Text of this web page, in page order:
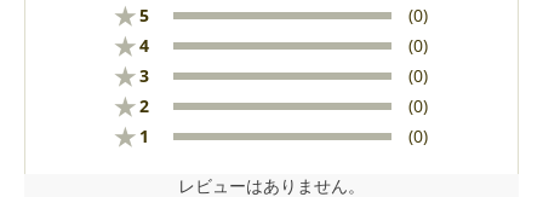
★5 (0)
★4 (0)
★3 (0)
★2 (0)
★ 1 (0)
レビューはありません。